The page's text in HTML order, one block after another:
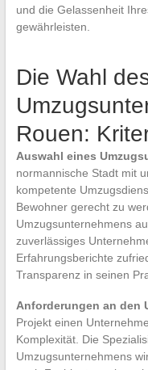
und die Gelassenheit
gewährleisten.
Die Wahl
Rouen:
Auswahl eines
normannische Stadt mit
kompetente
Bewohner gerecht zu
Umzugsunternehmens
zuverlässiges
Erfahrungsberichte
Transparenz in seinen
Anforderungen an den
Projekt einen
Komplexität. Die
Umzugsunternehmens